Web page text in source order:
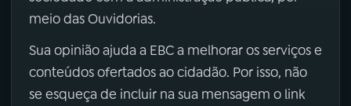
meio das Ouvidorias.
Sua opinião ajuda a EBC a melhorar os serviços e
conteúdos ofertados ao cidadão. Por isso, não
se esqueça de incluir na sua mensagem o link